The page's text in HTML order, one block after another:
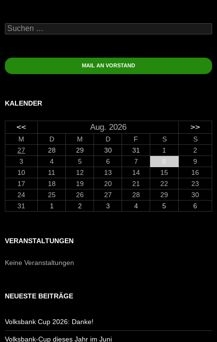
Suchen
nach:
MAIL AN VORSTAND
KALENDER
<< Aug. 2026 >>
M D M D F S
S
27
28 29 30 31 1
2
3
4 5 6 7 8
9
10
11 12 13 14 15
16
17
18 19 20 21 22
23
24
25 26 27 28 29
30
31
1 2 3 4 5 6
VERANSTALTUNGEN
Keine Veranstaltungen
NEUESTE BEITRÄGE
Volksbank Cup 2026: Danke!
Volksbank-Cup dieses Jahr im Juni